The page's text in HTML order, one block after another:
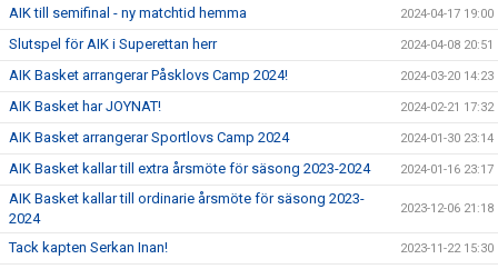
AIK till semifinal - ny matchtid hemma 2024-04-17 19:00
Slutspel för AIK i Superettan herr 2024-04-08 20:51
AIK Basket arrangerar Påsklovs Camp 2024! 2024-03-20 14:23
AIK Basket har JOYNAT! 2024-02-21 17:32
AIK Basket arrangerar Sportlovs Camp 2024 2024-01-30 23:14
AIK Basket kallar till extra årsmöte för säsong 2023-2024 2024-01-16 23:17
AIK Basket kallar till ordinarie årsmöte för säsong 2023-
2024
2023-12-06 21:18
Tack kapten Serkan Inan! 2023-11-22 15:30